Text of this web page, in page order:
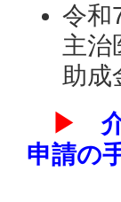
令和
主治
助成
▶
申請の